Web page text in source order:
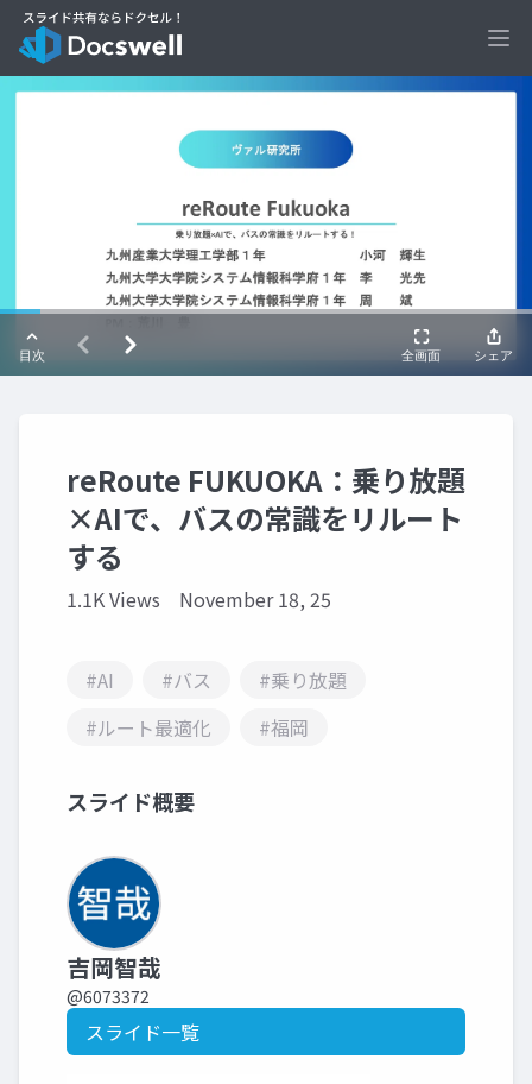
reRoute FUKUOKA：乗り放題
×AIで、バスの常識をリルート
する
1.1K Views November 18, 25
#AI #バス
#乗り放題
#ルート最適化
#福岡
スライド概要
吉岡智哉
@6073372
スライド一覧